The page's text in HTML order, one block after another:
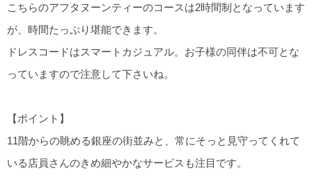
こちらのアフタヌーンティーのコースは2時間制となっています
が、時間たっぷり堪能できます。
ドレスコードはスマートカジュアル。お子様の同伴は不可とな
っていますので注意して下さいね。
【ポイント】
11階からの眺める銀座の街並みと、常にそっと見守ってくれて
いる店員さんのきめ細やかなサービスも注目です。